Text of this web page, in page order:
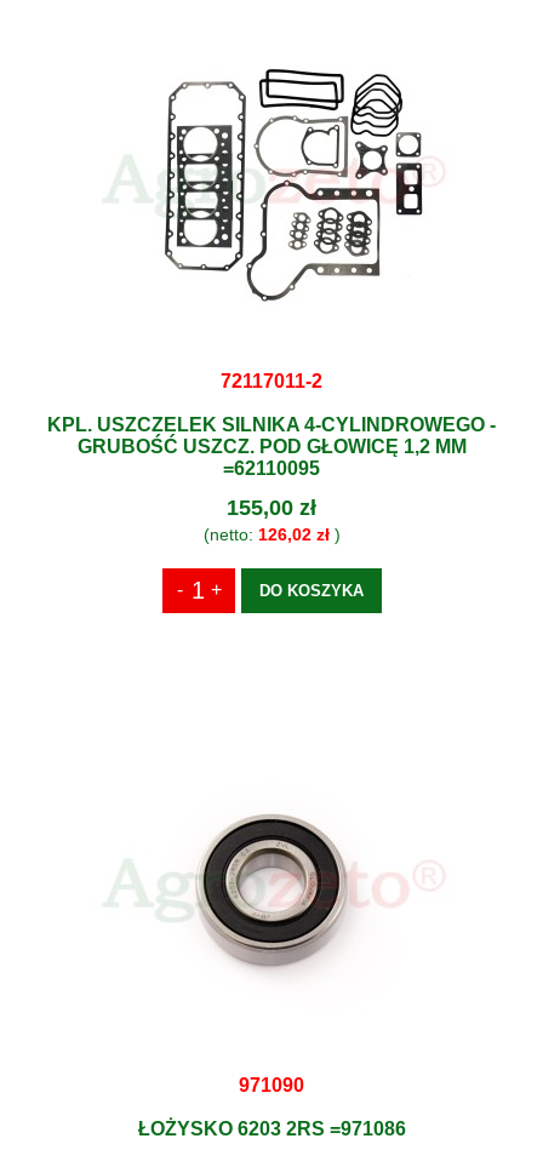
72117011-2
KPL. USZCZELEK SILNIKA 4-CYLINDROWEGO -
GRUBOŚĆ USZCZ. POD GŁOWICĘ 1,2 MM
=62110095
155,00 zł
(netto: 126,02 zł)
DO KOSZYKA
971090
ŁOŻYSKO 6203 2RS =971086